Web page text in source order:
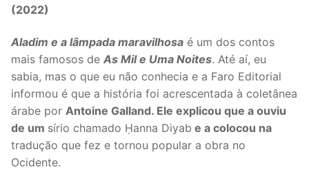
(2022)
Aladim e a lâmpada maravilhosa é um dos contos
mais famosos de As Mil e Uma Noites. Até aí, eu
sabia, mas o que eu não conhecia e a Faro Editorial
informou é que a história foi acrescentada à coletânea
árabe por Antoine Galland. Ele explicou que a ouviu
de um sírio chamado Ḥanna Diyab e a colocou na
tradução que fez e tornou popular a obra no
Ocidente.